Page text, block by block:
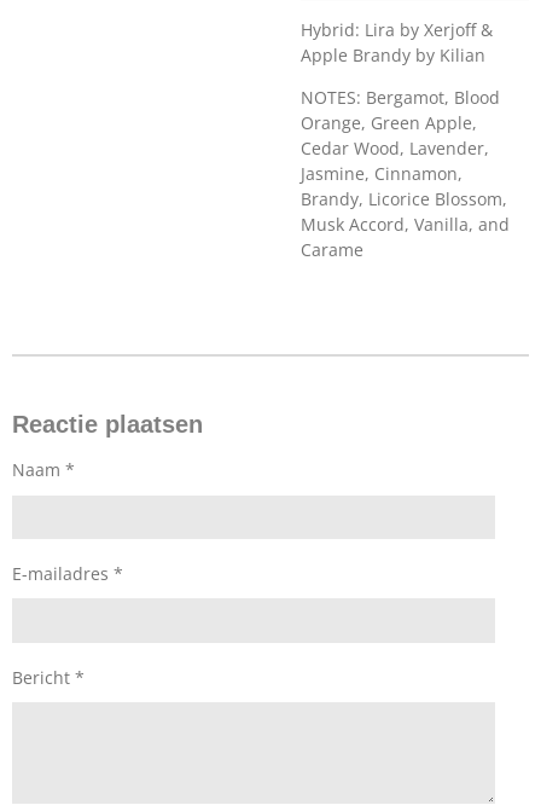
Hybrid: Lira by Xerjoff &
Apple Brandy by Kilian
NOTES: Bergamot, Blood
Orange, Green Apple,
Cedar Wood, Lavender,
Jasmine, Cinnamon,
Brandy, Licorice Blossom,
Musk Accord, Vanilla, and
Carame
Reactie plaatsen
Naam *
E-mailadres *
Bericht *